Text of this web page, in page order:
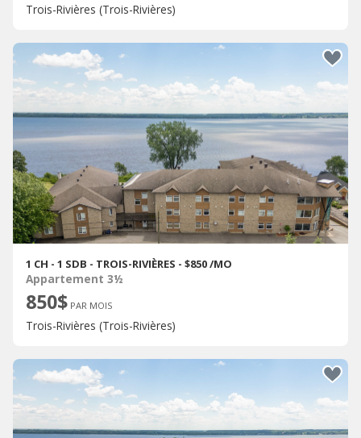
Trois-Rivières (Trois-Rivières)
1 CH - 1 SDB - TROIS-RIVIÈRES - $850 /MO
Appartement 3½
850$ PAR MOIS
Trois-Rivières (Trois-Rivières)